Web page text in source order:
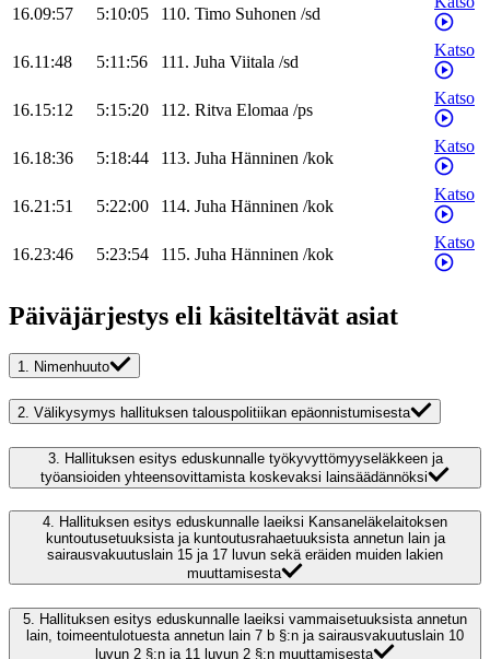
16.09:57 5:10:05 110. Timo Suhonen /sd
16.11:48 5:11:56 111. Juha Viitala /sd
Katso
16.15:12 5:15:20 112. Ritva Elomaa /ps
Katso
16.18:36 5:18:44 113. Juha Hänninen /kok
Katso
16.21:51 5:22:00 114. Juha Hänninen /kok
Katso
16.23:46 5:23:54 115. Juha Hänninen /kok
Katso
Päiväjärjestys eli käsiteltävät asiat
1. Nimenhuuto
2. Välikysymys hallituksen talouspolitiikan epäonnistumisesta
3. Hallituksen esitys eduskunnalle työkyvyttömyyseläkkeen ja
työansioiden yhteensovittamista koskevaksi lainsäädännöksi
4. Hallituksen esitys eduskunnalle laeiksi Kansaneläkelaitoksen
kuntoutusetuuksista ja kuntoutusrahaetuuksista annetun lain ja
sairausvakuutuslain 15 ja 17 luvun sekä eräiden muiden lakien
muuttamisesta
5. Hallituksen esitys eduskunnalle laeiksi vammaisetuuksista annetun
lain, toimeentulotuesta annetun lain 7 b §:n ja sairausvakuutuslain 10
luvun 2 §:n ja 11 luvun 2 §:n muuttamisesta